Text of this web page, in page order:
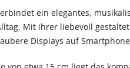
ein elegantes,
Mit ihrer liebevoll
Displays auf